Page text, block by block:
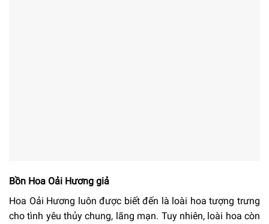
Bồn Hoa Oải Hương giả
Hoa Oải Hương luôn được biết đến là loài hoa tượng trưng
cho tình yêu thủy chung, lãng mạn. Tuy nhiên, loài hoa còn